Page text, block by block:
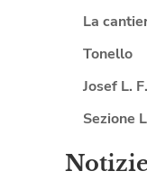
La
Tonello
Josef L.
Sezione